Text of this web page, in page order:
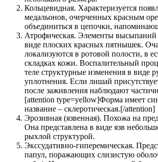
Кольцевидная. Характеризуется
медальонов, очерченных красным
объединиться в цепочки,
Атрофическая. Элементы высыпаний
виде плоских красных пятнышек.
локализуются в ротовой полости, в
складках кожи. Воспалительный
теле структурные изменения в виде
уплотнения. Если лишай
после заживления наблюдают
[attention type=yellow]Форма имеет
название – склеротическая.[/attention]
Эрозивная (язвенная). Похожа на
Она представлена в виде язв
рыхлой структурой.
Экссудативно-гиперемическая.
папул, поражающих слизистую